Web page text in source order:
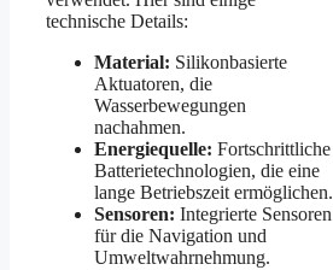
technische Details:
Material: Silikonbasierte
Aktuatoren, die
Wasserbewegungen
nachahmen.
Energiequelle: Fortschrittliche
Batterietechnologien, die eine
lange Betriebszeit ermöglichen.
Sensoren: Integrierte Sensoren
für die Navigation und
Umweltwahrnehmung.